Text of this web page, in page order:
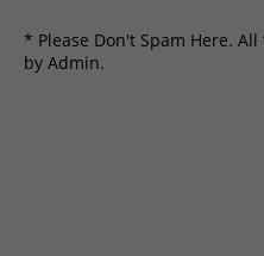
* Please Don't Spam Here.
by Admin.